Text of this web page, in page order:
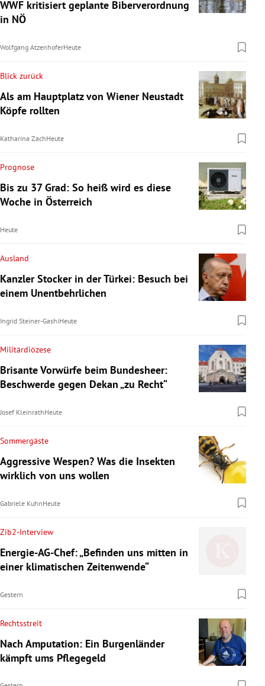
WWF kritisiert geplante Biberverordnung
in NÖ
Wolfgang AtzenhoferHeute
Blick zurück
Als am Hauptplatz von Wiener Neustadt
Köpfe rollten
Katharina ZachHeute
Prognose
Bis zu 37 Grad: So heiß wird es diese
Woche in Österreich
Heute
Ausland
Kanzler Stocker in der Türkei: Besuch bei
einem Unentbehrlichen
Ingrid Steiner-GashiHeute
Militärdiözese
Brisante Vorwürfe beim Bundesheer:
Beschwerde gegen Dekan „zu Recht“
Josef KleinrathHeute
Sommergäste
Aggressive Wespen? Was die Insekten
wirklich von uns wollen
Gabriele KuhnHeute
Zib2-Interview
Energie-AG-Chef: „Befinden uns mitten in
einer klimatischen Zeitenwende“
Gestern
Rechtsstreit
Nach Amputation: Ein Burgenländer
kämpft ums Pflegegeld